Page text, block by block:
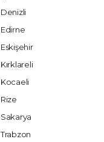
Denizli
Edirne
Eskişehir
Kırklareli
Kocaeli
Rize
Sakarya
Trabzon